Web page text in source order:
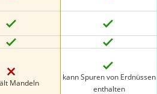
Mandeln
kann Spuren von Erdnüssen
enthalten